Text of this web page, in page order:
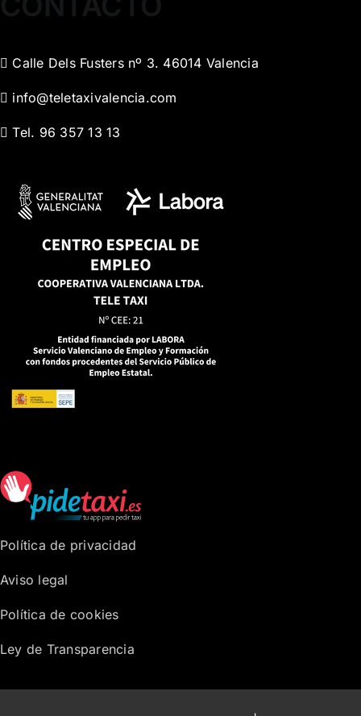
Calle Dels Fusters nº 3. 46014 Valencia
info@teletaxivalencia.com
Tel. 96 357 13 13
Política de privacidad
Aviso legal
Política de cookies
Ley de Transparencia